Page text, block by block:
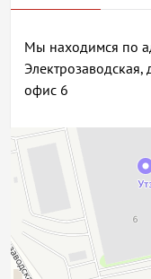
Мы находимся по
офис 6